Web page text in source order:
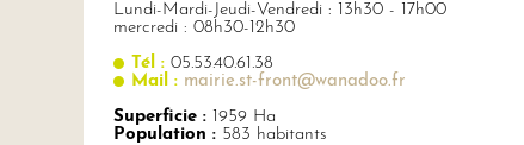
Lundi-Mardi-Jeudi-Vendredi : 13h30 - 17h00
mercredi : 08h30-12h30
Tél :05.53.40.61.38
Mail : mairie.st-front@wanadoo.fr
Superficie :1959 Ha
Population :583 habitants